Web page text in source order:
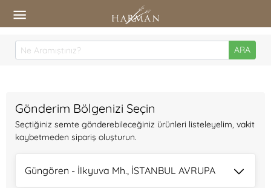
ARA
Gönderim Bölgenizi Seçin
Seçtiğiniz semte gönderebileceğiniz ürünleri listeleyelim, vakit
kaybetmeden sipariş oluşturun.
Güngören - İlkyuva Mh., İSTANBUL AVRUPA